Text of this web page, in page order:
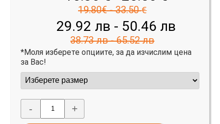
19.80€ - 33.50 €
29.92 лв - 50.46 лв
38.73 лв - 65.52 лв
*Моля изберете опциите, за да изчислим цена
за Вас!
- +